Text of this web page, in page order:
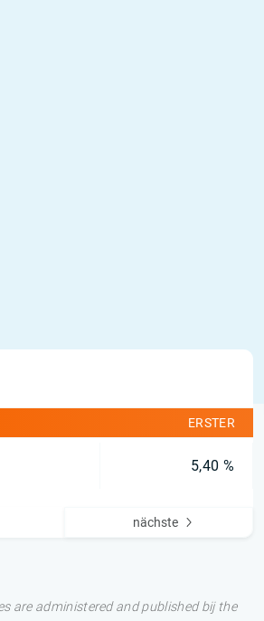
ERSTER
5,40 %
nächste
are administered and published bij the